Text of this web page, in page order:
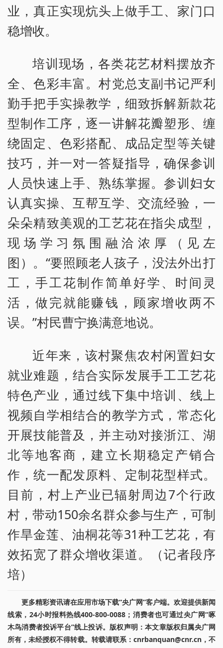
业，真正实现炕头上做手工、家门口
稳增收。
培训现场，各类花艺材料摆放齐
全、色彩丰富。村党总支副书记严利
勤手把手实操教学，细致拆解新款花
型制作工序，逐一讲解花瓣塑形、缠
绕固定、色彩搭配、成品定型等关键
技巧，并一对一答疑指导，确保参训
人员快速上手、熟练掌握。参训妇女
认真实操、互帮互学、交流经验，一
朵朵精致美观的工艺花在指尖成型，
现场学习氛围融洽浓厚（见左
图）。“要照顾老人孩子，没法外出打
工，手工花制作简单好学、时间灵
活，做完就能赚钱，顾家增收两不
误。”村民曹宁换满意地说。
近年来，该村聚焦农村闲置妇女
就业难题，结合实际发展手工工艺花
特色产业，通过线下集中培训、线上
视频自学相结合的教学方式，常态化
开展技能普及，并主动对接浙江、湖
北等地客商，建立长期稳定产销合
作，统一配发原料、定制花型样式。
目前，村上产业已辐射周边7个行政
村，带动150余名群众参与生产，可制
作旱金莲、油桐花等31种工艺花，有
效拓宽了群众增收渠道。（记者段序
培）
更多精彩资讯请在应用市场下载“央广网”客户端。欢迎提供新闻
线索，24小时报料热线400-800-0088；消费者也可通过央广网“啄
木鸟消费者投诉平台”线上投诉。版权声明：本文章版权归属央广网
所有，未经授权不得转载。转载请联系：cnrbanquan@cnr.cn，不